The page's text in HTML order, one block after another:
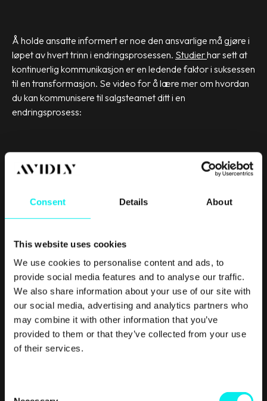
Consent Details About
This website uses cookies
We use cookies to personalise content and ads, to
provide social media features and to analyse our traffic.
We also share information about your use of our site with
our social media, advertising and analytics partners who
may combine it with other information that you’ve
provided to them or that they’ve collected from your use
of their services.
Å holde ansatte informert er noe den ansvarlige må gjøre i
løpet av hvert trinn i endringsprosessen. Studierhar sett at
kontinuerlig kommunikasjon er en ledende faktor i suksessen
til en transformasjon. Se video for å lære mer om hvordan
du kan kommunisere til salgsteamet ditt i en
endringsprosess:
Ved å etablere et felles språk for endring, lar eksempelvis
DICE-rammeverket selskapet benytte seg av innsikten og
opplevelsen til sine ansatte, samtidig som det skaper god